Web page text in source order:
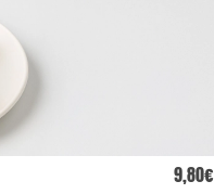
9,80€